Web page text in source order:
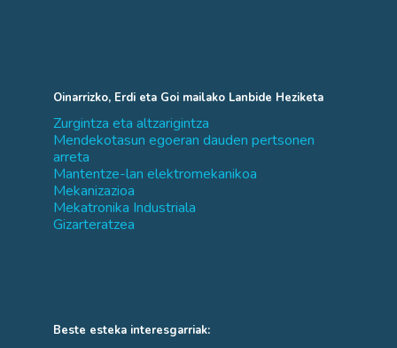
Oinarrizko, Erdi eta Goi mailako Lanbide Heziketa
Zurgintza eta altzarigintza
Mendekotasun egoeran dauden pertsonen
arreta
Mantentze-lan elektromekanikoa
Mekanizazioa
Mekatronika Industriala
Gizarteratzea
Beste esteka interesgarriak: